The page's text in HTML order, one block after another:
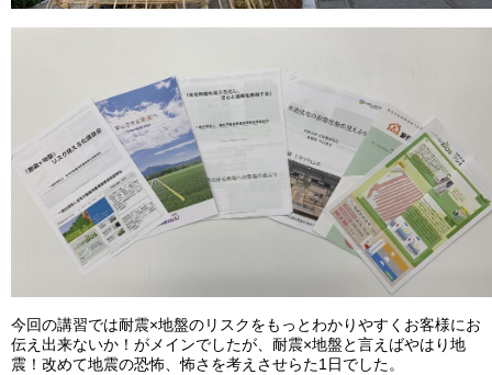
今回の講習では耐震×地盤のリスクをもっとわかりやすくお客様にお
伝え出来ないか！がメインでしたが、耐震×地盤と言えばやはり地
震！改めて地震の恐怖、怖さを考えさせらた1日でした。